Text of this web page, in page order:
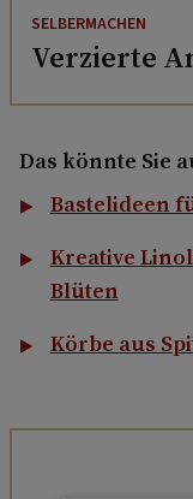
SELBERMACHEN
Verzierte
Das könnte Sie
Bastelideen
Kreative
Blüten
Körbe aus